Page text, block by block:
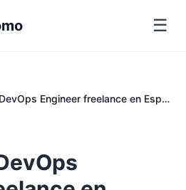
☰
Tarifa hora DevOps Engineer freelance en España 2026